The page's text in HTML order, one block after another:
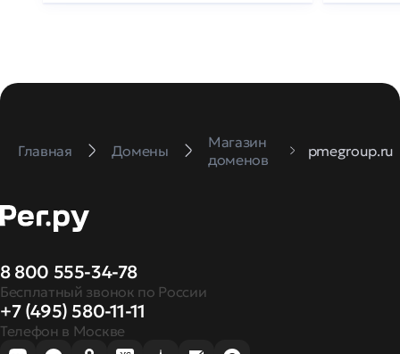
Главная Домены
Магазин
доменов
pmegroup.ru
8 800 555-34-78
Бесплатный звонок по России
+7 (495) 580-11-11
Телефон в Москве